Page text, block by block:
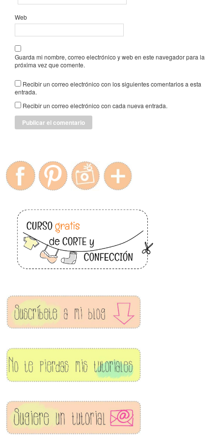
Web
Guarda mi nombre, correo electrónico y web en este navegador para la
próxima vez que comente.
Recibir un correo electrónico con los siguientes comentarios a esta
entrada.
Recibir un correo electrónico con cada nueva entrada.